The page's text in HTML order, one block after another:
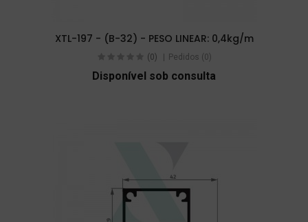
XTL-197 - (B-32) - PESO LINEAR: 0,4kg/m
(0) Pedidos (0)
Disponível sob consulta